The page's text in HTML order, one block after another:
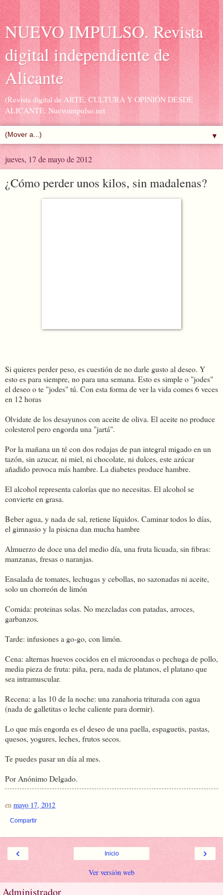
NUEVO IMPULSO. Revista
digital independiente de
Alicante
(Revista digital de ARTE, CULTURA Y OPINIÓN DESDE
ALICANTE. Nuevoimpulso.net
▼
jueves, 17 de mayo de 2012
¿Cómo perder unos kilos, sin madalenas?
Si quieres perder peso, es cuestión de no darle gusto al deseo. Y
esto es para siempre, no para una semana. Esto es simple o "jodes"
el deseo o te "jodes" tú. Con esta forma de ver la vida comes 6 veces
en 12 horas
Olvidate de los desayunos con aceite de oliva. El aceite no produce
colesterol pero engorda una "jartá".
Por la mañana un té con dos rodajas de pan integral migado en un
tazón, sin azucar, ni miel, ni chocolate, ni dulces, este azúcar
añadido provoca más hambre. La diabetes produce hambre.
El alcohol representa calorías que no necesitas. El alcohol se
convierte en grasa.
Beber agua, y nada de sal, retiene líquidos. Caminar todos lo días,
el gimnasio y la pisicna dan mucha hambre
Almuerzo de doce una del medio día, una fruta licuada, sin fibras:
manzanas, fresas o naranjas.
Ensalada de tomates, lechugas y cebollas, no sazonadas ni aceite,
solo un chorreón de limón
Comida: proteinas solas. No mezcladas con patadas, arroces,
garbanzos.
Tarde: infusiones a go-go, con limón.
Cena: alternas huevos cocidos en el microondas o pechuga de pollo,
media pieza de fruta: piña, pera, nada de platanos, el platano que
sea intramuscular.
Recena: a las 10 de la noche: una zanahoria triturada con agua
(nada de galletitas o leche caliente para dormir).
Lo que más engorda es el deseo de una paella, espaguetis, pastas,
quesos, yogures, leches, frutos secos.
Te puedes pasar un día al mes.
Por Anónimo Delgado.
en mayo 17, 2012
Compartir
‹ ›
Inicio
Ver versión web
Administrador